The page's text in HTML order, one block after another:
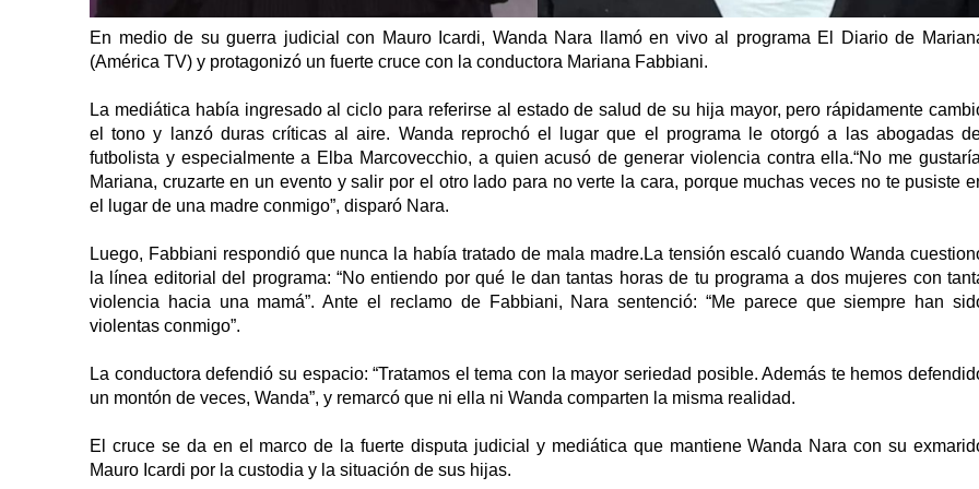
En medio de su guerra judicial con Mauro Icardi, Wanda Nara llamó en vivo al programa El Diario de
(América TV) y protagonizó un fuerte cruce con la conductora Mariana Fabbiani.
La mediática había ingresado al ciclo para referirse al estado de salud de su hija mayor, pero rápidamente
el tono y lanzó duras críticas al aire. Wanda reprochó el lugar que el programa le otorgó a las abogadas
futbolista y especialmente a Elba Marcovecchio, a quien acusó de generar violencia contra ella.“No me
Mariana, cruzarte en un evento y salir por el otro lado para no verte la cara, porque muchas veces no te pusiste
el lugar de una madre conmigo”, disparó Nara.
Luego, Fabbiani respondió que nunca la había tratado de mala madre.La tensión escaló cuando Wanda
la línea editorial del programa: “No entiendo por qué le dan tantas horas de tu programa a dos mujeres con
violencia hacia una mamá”. Ante el reclamo de Fabbiani, Nara sentenció: “Me parece que siempre han
violentas conmigo”.
La conductora defendió su espacio: “Tratamos el tema con la mayor seriedad posible. Además te hemos
un montón de veces, Wanda”, y remarcó que ni ella ni Wanda comparten la misma realidad.
El cruce se da en el marco de la fuerte disputa judicial y mediática que mantiene Wanda Nara con su
Mauro Icardi por la custodia y la situación de sus hijas.